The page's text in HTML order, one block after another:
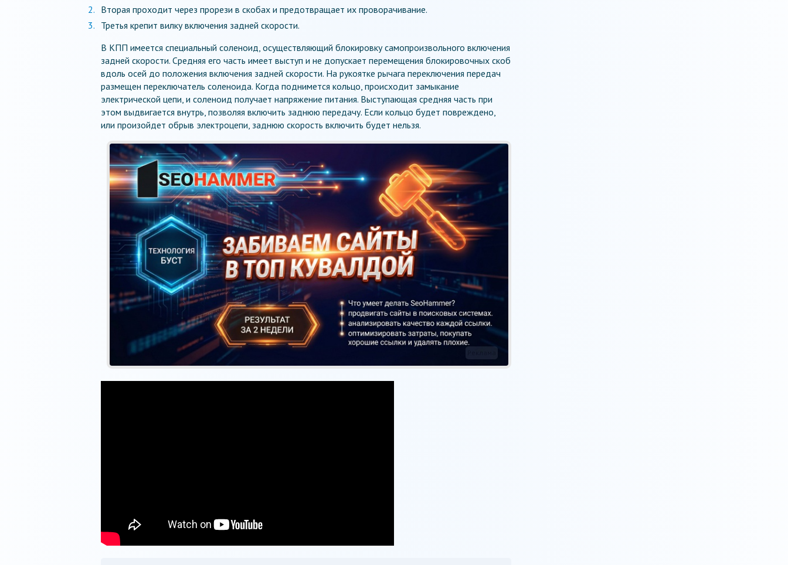
Вторая проходит через прорези в скобах и предотвращает их проворачивание.
Третья крепит вилку включения задней скорости.
В КПП имеется специальный соленоид, осуществляющий блокировку самопроизвольного включения
задней скорости. Средняя его часть имеет выступ и не допускает перемещения блокировочных скоб
вдоль осей до положения включения задней скорости. На рукоятке рычага переключения передач
размещен переключатель соленоида. Когда поднимется кольцо, происходит замыкание
электрической цепи, и соленоид получает напряжение питания. Выступающая средняя часть при
этом выдвигается внутрь, позволяя включить заднюю передачу. Если кольцо будет повреждено,
или произойдет обрыв электроцепи, заднюю скорость включить будет нельзя.